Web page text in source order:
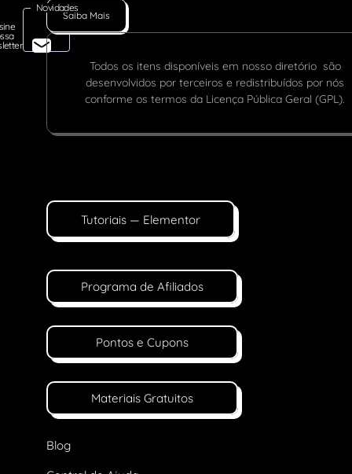
Novidades
Saiba Mais
Todos os itens disponíveis em nosso diretório são
desenvolvidos por terceiros e redistribuídos por nós
conforme os termos da Licença Pública Geral (GPL).
Tutoriais — Elementor
Programa de Afiliados
Pontos e Cupons
Materiais Gratuitos
Blog